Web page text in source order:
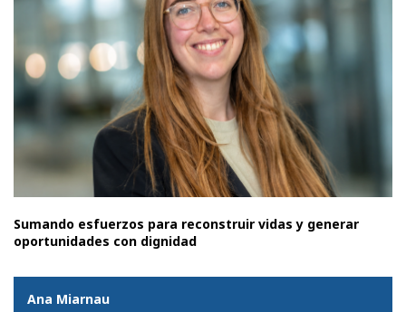
Sumando esfuerzos para reconstruir vidas y generar
oportunidades con dignidad
Ana Miarnau